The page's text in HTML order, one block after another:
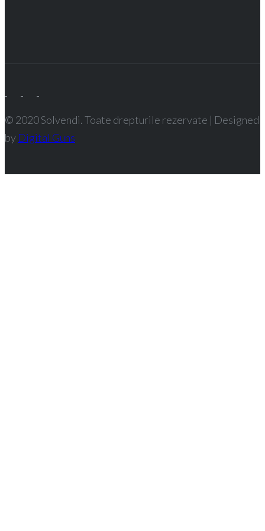
© 2020 Solvendi. Toate drepturile rezervate | Designed
by Digital Guns